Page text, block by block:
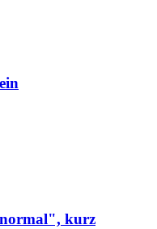
kurz